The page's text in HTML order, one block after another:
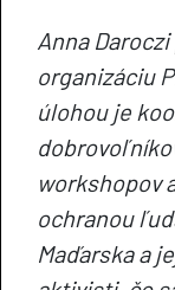
Anna
organizáciu
úlohou je
workshopov
ochranou
Maďarska a